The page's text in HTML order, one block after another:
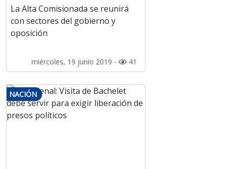
La Alta Comisionada se reunirá
con sectores del gobierno y
oposición
miércoles, 19 junio 2019 - 41
NACIÓN